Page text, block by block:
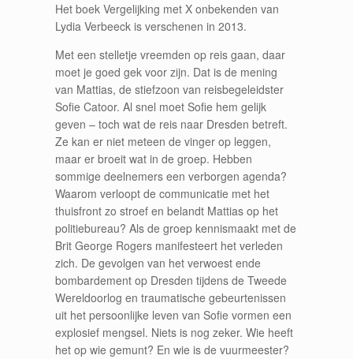
Het boek Vergelijking met X onbekenden van
Lydia Verbeeck is verschenen in 2013.
Met een stelletje vreemden op reis gaan, daar
moet je goed gek voor zijn. Dat is de mening
van Mattias, de stiefzoon van reisbegeleidster
Sofie Catoor. Al snel moet Sofie hem gelijk
geven – toch wat de reis naar Dresden betreft.
Ze kan er niet meteen de vinger op leggen,
maar er broeit wat in de groep. Hebben
sommige deelnemers een verborgen agenda?
Waarom verloopt de communicatie met het
thuisfront zo stroef en belandt Mattias op het
politiebureau? Als de groep kennismaakt met de
Brit George Rogers manifesteert het verleden
zich. De gevolgen van het verwoest ende
bombardement op Dresden tijdens de Tweede
Wereldoorlog en traumatische gebeurtenissen
uit het persoonlijke leven van Sofie vormen een
explosief mengsel. Niets is nog zeker. Wie heeft
het op wie gemunt? En wie is de vuurmeester?